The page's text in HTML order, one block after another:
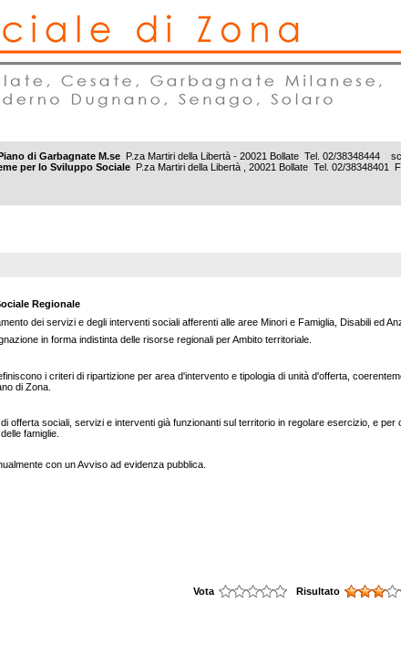
di Garbagnate M.se P.za Martiri della Libertà - 20021 Bollate Tel. 02/38348444
per lo Sviluppo Sociale P.za Martiri della Libertà , 20021 Bollate Tel. 02/38348401
Regionale
dei servizi e degli interventi sociali afferenti alle aree Minori e Famiglia, Disabili ed
in forma indistinta delle risorse regionali per Ambito territoriale.
i criteri di ripartizione per area d'intervento e tipologia di unità d'offerta,
di Zona.
offerta sociali, servizi e interventi già funzionanti sul territorio in regolare esercizio, e per
famiglie.
con un Avviso ad evidenza pubblica.
Vota Risultato